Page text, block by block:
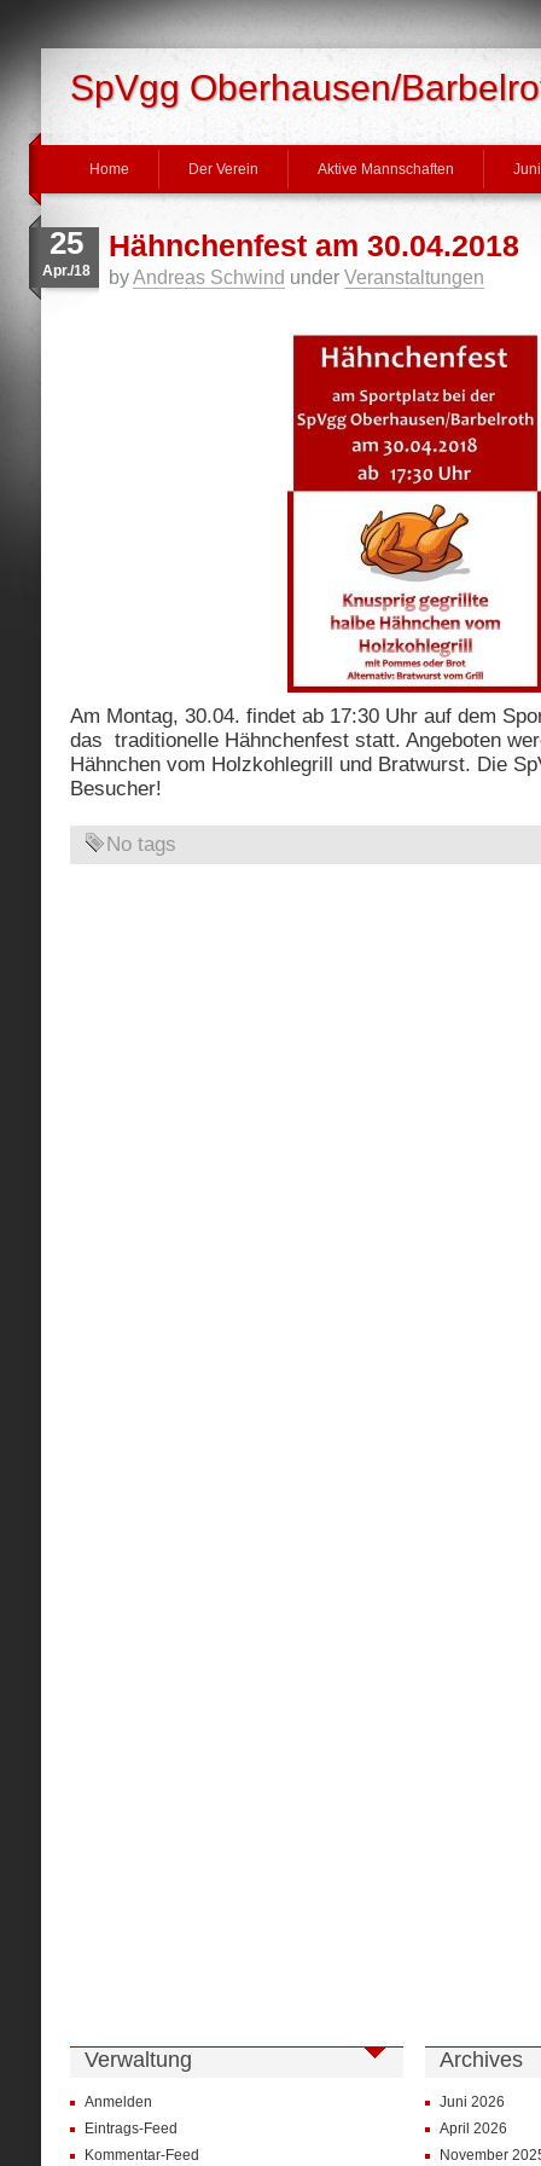
SpVgg Oberhausen/
Home Der Verein Aktive Mannschaften
25
Apr./18
Hähnchenfest am 30.04.2018
byAndreas Schwind under Veranstaltungen
Am Montag, 30.04. findet ab 17:30 Uhr auf dem
das traditionelle Hähnchenfest statt. Angeboten
Hähnchen vom Holzkohlegrill und Bratwurst. Die
Besucher!
No tags
Verwaltung
Anmelden
Eintrags-Feed
Kommentar-Feed
Archives
Juni 2026
April 2026
November